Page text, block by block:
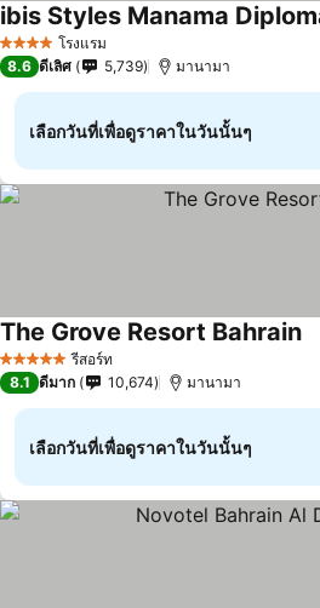
4 ดาว โรงแรม
ibis Styles Manama
8.6 ดีเลิศ 5,739 มานามา
เลือกวันที่เพื่อดูราคาในวันนั้นๆ
5 ดาว รีสอร์ท
The Grove Resort Bahrain
8.1 ดีมาก 10,674 มานามา
เลือกวันที่เพื่อดูราคาในวันนั้นๆ